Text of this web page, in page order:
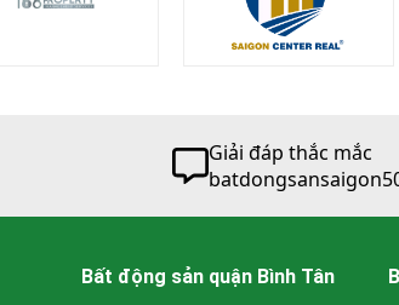
Giải đáp thắc mắc
Bất động sản quận Bình Tân